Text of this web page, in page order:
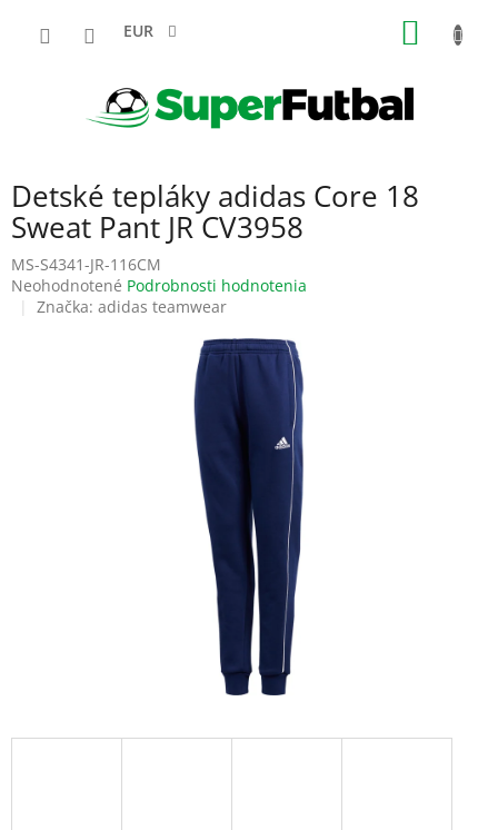
EUR
Detské tepláky adidas Core 18
Sweat Pant JR CV3958
MS-S4341-JR-116CM
Priemerné
hodnotenie
Neohodnotené Podrobnosti hodnotenia
Značka: adidas teamwear